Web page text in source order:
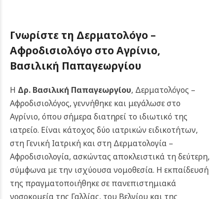
Γνωρίστε τη Δερματολόγο –
Αφροδισιολόγο στο Αγρίνιο,
Βασιλική Παπαγεωργίου
Η Δρ. Βασιλική Παπαγεωργίου, Δερματολόγος –
Αφροδισιολόγος, γεννήθηκε και μεγάλωσε στο
Αγρίνιο, όπου σήμερα διατηρεί το ιδιωτικό της
ιατρείο. Είναι κάτοχος δύο ιατρικών ειδικοτήτων,
στη Γενική Ιατρική και στη Δερματολογία –
Αφροδισιολογία, ασκώντας αποκλειστικά τη δεύτερη,
σύμφωνα με την ισχύουσα νομοθεσία. Η εκπαίδευσή
της πραγματοποιήθηκε σε πανεπιστημιακά
νοσοκομεία της Γαλλίας, του Βελγίου και της